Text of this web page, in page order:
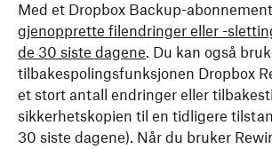
Med et Dropbox Backup-
gjenopprette filendringer eller -
de 30 siste dagene. Du kan også
tilbakespolingsfunksjonen Dropbox
et stort antall endringer eller
sikkerhetskopien til en tidligere
30 siste dagene). Når du bruker